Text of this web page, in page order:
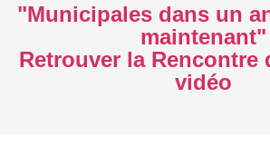
"Municipales dans un
maintenant"
Retrouver la Rencontre
vidéo